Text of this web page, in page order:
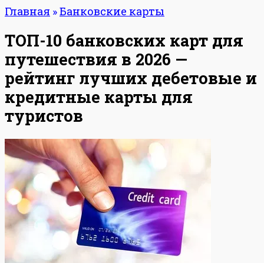
Главная »Банковские карты
ТОП-10 банковских карт для
путешествия в 2026 —
рейтинг лучших дебетовые и
кредитные карты для
туристов